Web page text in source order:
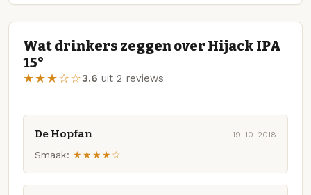
Wat drinkers zeggen over Hijack IPA
15°
★★★☆☆3.6 uit 2 reviews
De Hopfan 19-10-2018
Smaak: ★★★★☆